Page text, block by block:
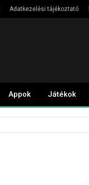
Adatkezelési tájékoztató
Appok Játékok